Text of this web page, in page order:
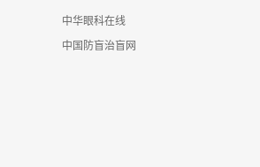
中华眼科在线
中国防盲治盲网